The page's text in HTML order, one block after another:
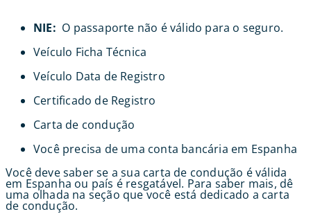
NIE: O passaporte não é válido para o seguro.
Veículo Ficha Técnica
Veículo Data de Registro
Certificado de Registro
Carta de condução
Você precisa de uma conta bancária em Espanha
Você deve saber se a sua carta de condução é válida
em Espanha ou país é resgatável. Para saber mais, dê
uma olhada na seção que você está dedicado a carta
de condução.